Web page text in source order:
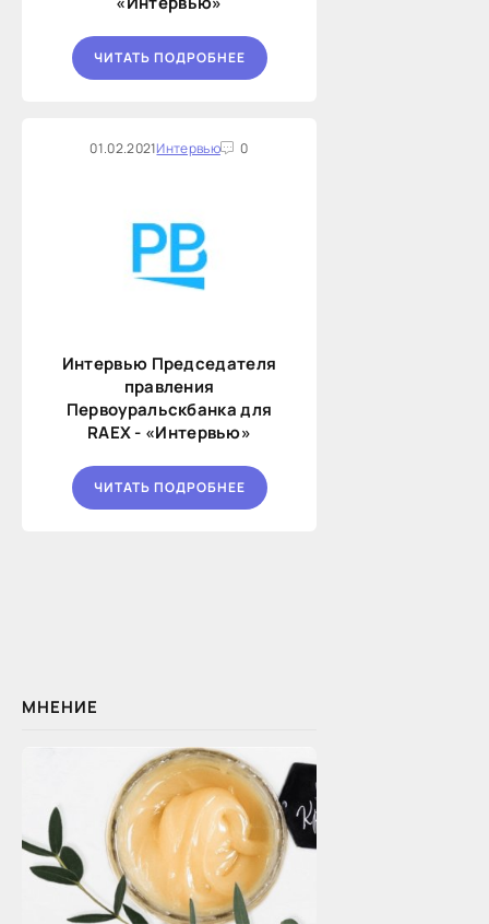
ЧИТАТЬ ПОДРОБНЕЕ
01.02.2021Интервью 0
Интервью Председателя
правления
Первоуральскбанка для
RAEX - «Интервью»
ЧИТАТЬ ПОДРОБНЕЕ
МНЕНИЕ